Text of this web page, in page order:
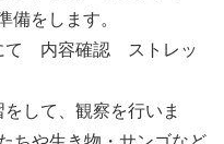
をします。
内容確認 ストレッ
して、観察を行いま